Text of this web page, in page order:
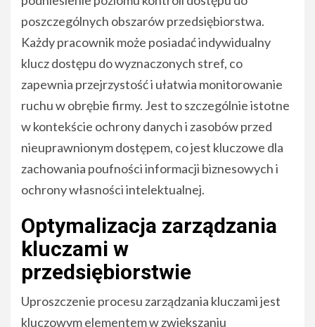
poszczególnych obszarów przedsiębiorstwa.
Każdy pracownik może posiadać indywidualny
klucz dostępu do wyznaczonych stref, co
zapewnia przejrzystość i ułatwia monitorowanie
ruchu w obrębie firmy. Jest to szczególnie istotne
w kontekście ochrony danych i zasobów przed
nieuprawnionym dostępem, co jest kluczowe dla
zachowania poufności informacji biznesowych i
ochrony własności intelektualnej.
Optymalizacja zarządzania
kluczami w
przedsiębiorstwie
Uproszczenie procesu zarządzania kluczami jest
kluczowym elementem w zwiększaniu